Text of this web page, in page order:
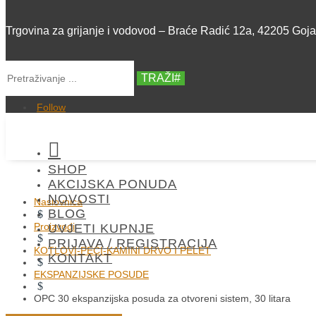
Trgovina za grijanje i vodovod – Braće Radić 12a, 42205
TRAŽI
Follow

SHOP
AKCIJSKA PONUDA
NOVOSTI
BLOG
UVJETI KUPNJE
PRIJAVA / REGISTRACIJA
KONTAKT
Naslovnica
$
Proizvodi
$
KOTLOVI-PEĆI-KAMINI DRVO I PELET
$
EKSPANZIJSKE POSUDE
$
OPC 30 ekspanzijska posuda za otvoreni sistem, 30 litara